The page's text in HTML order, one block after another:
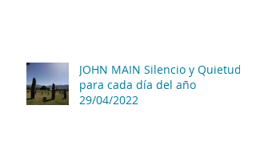
JOHN MAIN Silencio y Quietud
para cada día del año
29/04/2022